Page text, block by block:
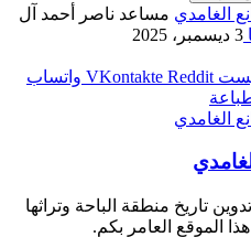
مساعد ناصر أحمد آل
3 ديسمبر، 2025
واتساب
تاريخ منطقة الباحة وتراثها
الموقع العامر بكم.